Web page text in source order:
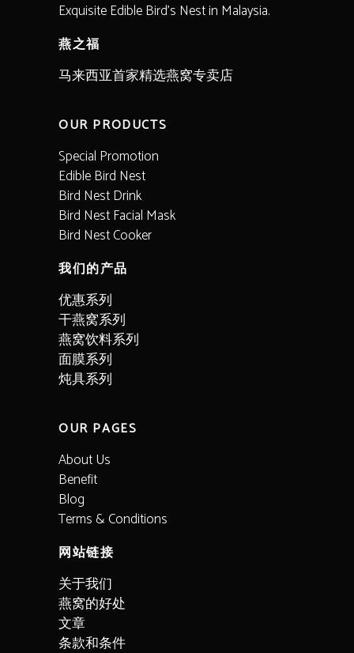
Exquisite Edible Bird’s Nest in Malaysia.
燕之福
马来西亚首家精选燕窝专卖店
OUR PRODUCTS
Special Promotion
Edible Bird Nest
Bird Nest Drink
Bird Nest Facial Mask
Bird Nest Cooker
我们的产品
优惠系列
干燕窝系列
燕窝饮料系列
面膜系列
炖具系列
OUR PAGES
About Us
Benefit
Blog
Terms & Conditions
网站链接
关于我们
燕窝的好处
文章
条款和条件